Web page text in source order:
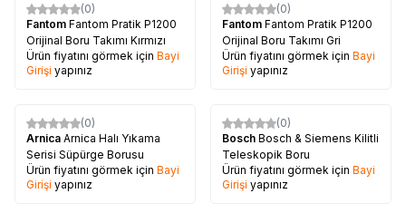
(0)
Fantom Fantom Pratik P1200
Orijinal Boru Takımı Kırmızı
Ürün fiyatını görmek için Bayi
Girişi yapınız
(0)
Fantom Fantom Pratik P1200
Orijinal Boru Takımı Gri
Ürün fiyatını görmek için Bayi
Girişi yapınız
(0)
Arnica Arnica Halı Yıkama
Serisi Süpürge Borusu
Ürün fiyatını görmek için Bayi
Girişi yapınız
(0)
Bosch Bosch & Siemens Kilitli
Teleskopik Boru
Ürün fiyatını görmek için Bayi
Girişi yapınız